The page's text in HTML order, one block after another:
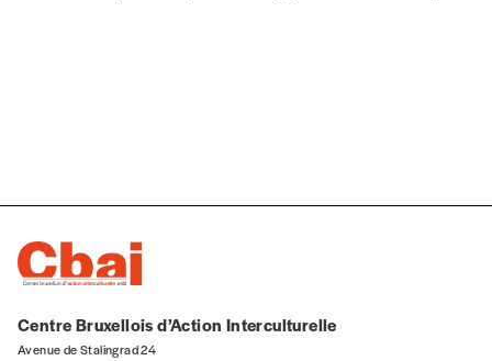
Centre Bruxellois d’Action Interculturelle
Avenue de Stalingrad 24